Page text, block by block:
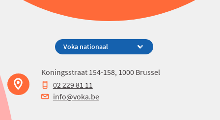
Koningsstraat 154-158, 1000 Brussel
02 229 81 11
info@voka.be